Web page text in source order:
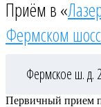
Приём в «
Фермском
Фермское ш. д.
Первичный прием